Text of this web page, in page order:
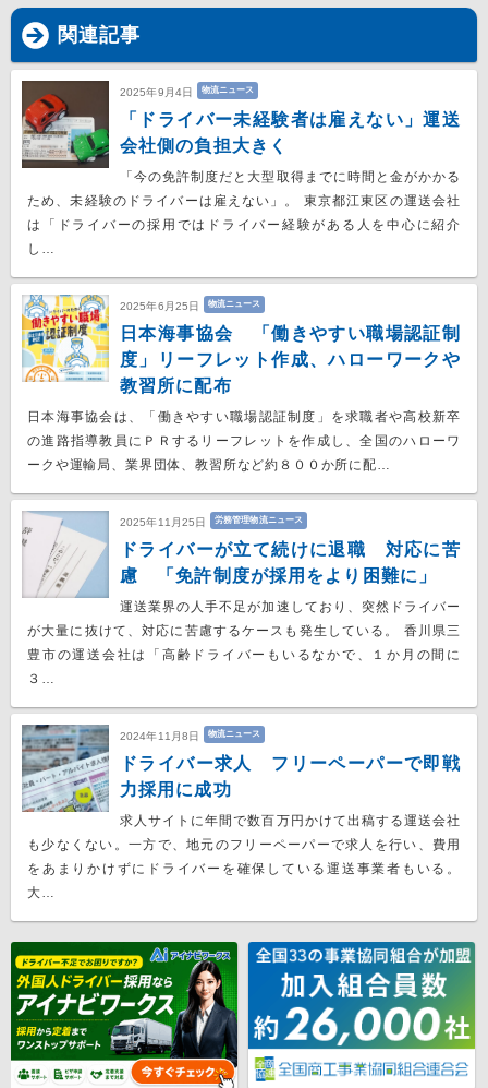
関連記事
2025年9月4日 物流ニュース
「ドライバー未経験者は雇えない」運送
会社側の負担大きく
「今の免許制度だと大型取得までに時間と金がかかる
ため、未経験のドライバーは雇えない」。 東京都江東区の運送会社
は「ドライバーの採用ではドライバー経験がある人を中心に紹介
し…
2025年6月25日 物流ニュース
日本海事協会 「働きやすい職場認証制
度」リーフレット作成、ハローワークや
教習所に配布
日本海事協会は、「働きやすい職場認証制度」を求職者や高校新卒
の進路指導教員にＰＲするリーフレットを作成し、全国のハローワ
ークや運輸局、業界団体、教習所など約８００か所に配…
2025年11月25日 労務管理物流ニュース
ドライバーが立て続けに退職 対応に苦
慮 「免許制度が採用をより困難に」
運送業界の人手不足が加速しており、突然ドライバー
が大量に抜けて、対応に苦慮するケースも発生している。 香川県三
豊市の運送会社は「高齢ドライバーもいるなかで、１か月の間に
３…
2024年11月8日 物流ニュース
ドライバー求人 フリーペーパーで即戦
力採用に成功
求人サイトに年間で数百万円かけて出稿する運送会社
も少なくない。一方で、地元のフリーペーパーで求人を行い、費用
をあまりかけずにドライバーを確保している運送事業者もいる。
大…